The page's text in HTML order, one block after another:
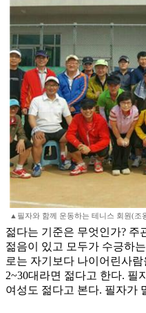
▲필자와 함께 운동하는 테니스 회원(조
젊다는 기준은 무엇인가? 주
젊음이 있고 모두가 수긍하
로는 자기보다 나이어린사
2~30대라면 젊다고 한다. 필
여성도 젊다고 본다. 필자가